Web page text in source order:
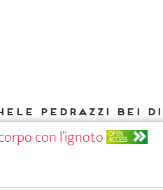
Pedrazzi bei
con l’ignoto OPEN
ACCESS